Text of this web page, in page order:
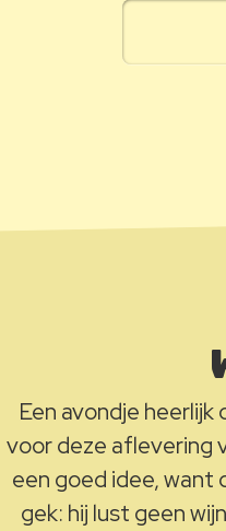
Een avondje
voor deze aflevering
een goed idee,
gek: hij lust geen